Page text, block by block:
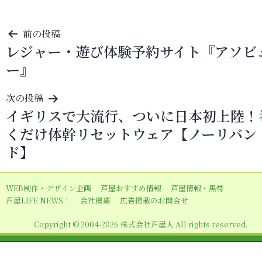
投
稿
ナ
ビ
ゲ
ー
シ
ョ
ン
前の投稿
レジャー・遊び体験予約サイト『アソビ
ー』
次の投稿
イギリスで大流行、ついに日本初上陸
くだけ体幹リセットウェア【ノーリバン
ド】
WEB制作・デザイン企画 芦屋おすすめ情報
芦屋情報・黒帯
芦屋LIFE NEWS！
会社概要 広告掲載のお問合せ
Copyright © 2004-2026 株式会社芦屋人 All rights reserved.